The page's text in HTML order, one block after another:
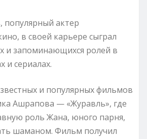
популярный актер
в своей карьере сыграл
и запоминающихся ролей в
и сериалах.
и популярных фильмов
Ашрапова — «Журавль», где
роль Жана, юного парня,
шаманом. Фильм получил